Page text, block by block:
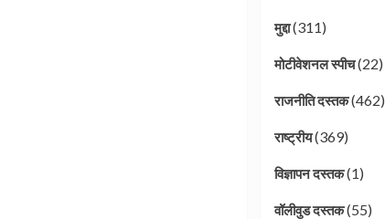
मुद्दा(311)
मोटीवेशनल स्पीच(22)
राजनीति दस्तक(462)
राष्ट्रीय(369)
विज्ञापन दस्तक(1)
वॉलीवुड दस्तक(55)